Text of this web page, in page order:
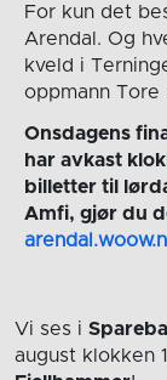
For kun det
Arendal. Og
kveld i
oppmann Tore
Onsdagens
har avkast
billetter til
Amfi, gjør du
Vi ses i
august klokken